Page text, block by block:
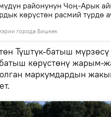
города Бишкек
районунун Чоң-Арык
көрүстөн расмий түрдө
Түштүк-батыш
көрүстөнү жарым-
маркумдардын